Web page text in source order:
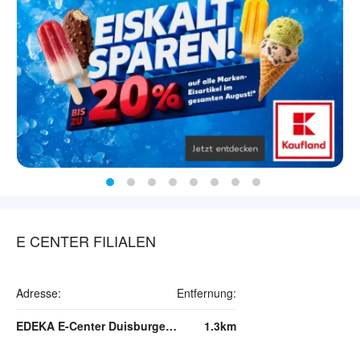
E CENTER FILIALEN
Adresse: Entfernung:
EDEKA E-Center Duisburger Straße 1.3km